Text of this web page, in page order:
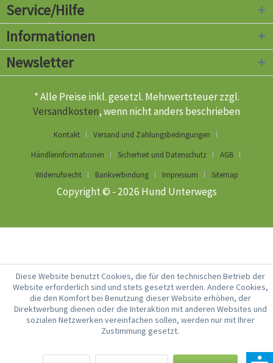
Service/Hilfe
Informationen
Newsletter
* Alle Preise inkl. gesetzl. Mehrwertsteuer zzgl.
Versandkosten, wenn nicht anders beschrieben
Kontakt
Versand und Zahlungsbedingungen
Händlerinformationen
Sicherheit und Datenschutz
AGB
Widerrufsrecht
Bankverbindung Impressum Sitemap
Copyright © - 2026 Hund Unterwegs
Diese Website benutzt Cookies, die für den technischen Betrieb der
Website erforderlich sind und stets gesetzt werden. Andere Cookies,
die den Komfort bei Benutzung dieser Website erhöhen, der
Direktwerbung dienen oder die Interaktion mit anderen Websites und
sozialen Netzwerken vereinfachen sollen, werden nur mit Ihrer
Zustimmung gesetzt.